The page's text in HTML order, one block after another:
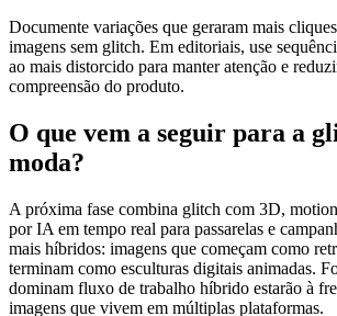
Documente variações que geraram mais
imagens sem glitch. Em editoriais, use
ao mais distorcido para manter atenção e
compreensão do produto.
O que vem a seguir para a
moda?
A próxima fase combina glitch com 3D,
por IA em tempo real para passarelas e
mais híbridos: imagens que começam como
terminam como esculturas digitais animadas.
dominam fluxo de trabalho híbrido estarão à
imagens que vivem em múltiplas plataformas.